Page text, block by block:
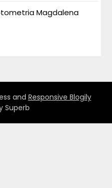
Magdalena
and Responsive Blogily
Superb